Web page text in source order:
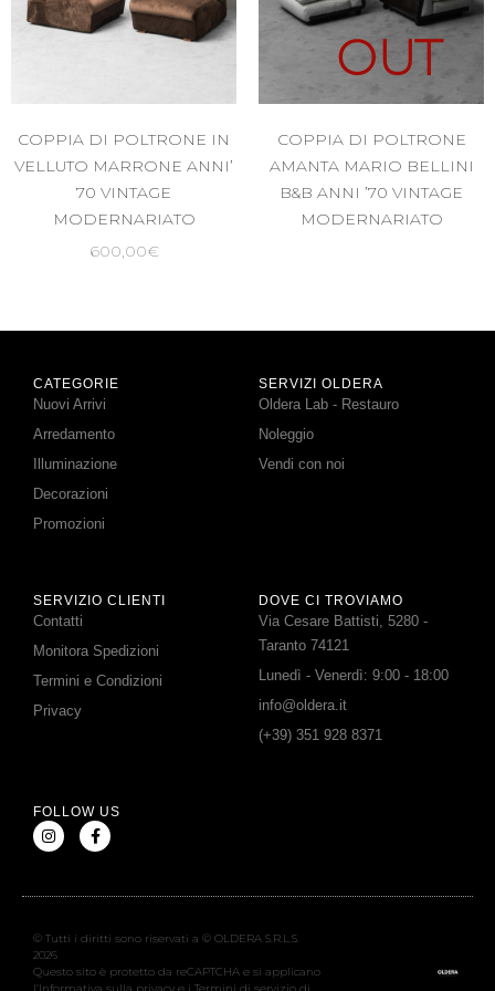
COPPIA DI POLTRONE IN
VELLUTO MARRONE ANNI’
70 VINTAGE
MODERNARIATO
600,00€
OUT
COPPIA DI POLTRONE
AMANTA MARIO BELLINI
B&B ANNI ’70 VINTAGE
MODERNARIATO
CATEGORIE
Nuovi Arrivi
Arredamento
Illuminazione
Decorazioni
Promozioni
SERVIZI OLDERA
Oldera Lab - Restauro
Noleggio
Vendi con noi
SERVIZIO CLIENTI
Contatti
Monitora Spedizioni
Termini e Condizioni
Privacy
DOVE CI TROVIAMO
Via Cesare Battisti, 5280 -
Taranto 74121
Lunedì - Venerdì: 9:00 - 18:00
info@oldera.it
(+39) 351 928 8371
FOLLOW US
© Tutti i diritti sono riservati a © OLDERA S.R.L.S.
2026
Questo sito è protetto da reCAPTCHA e si applicano